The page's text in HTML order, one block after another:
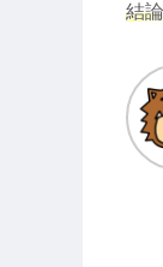
結